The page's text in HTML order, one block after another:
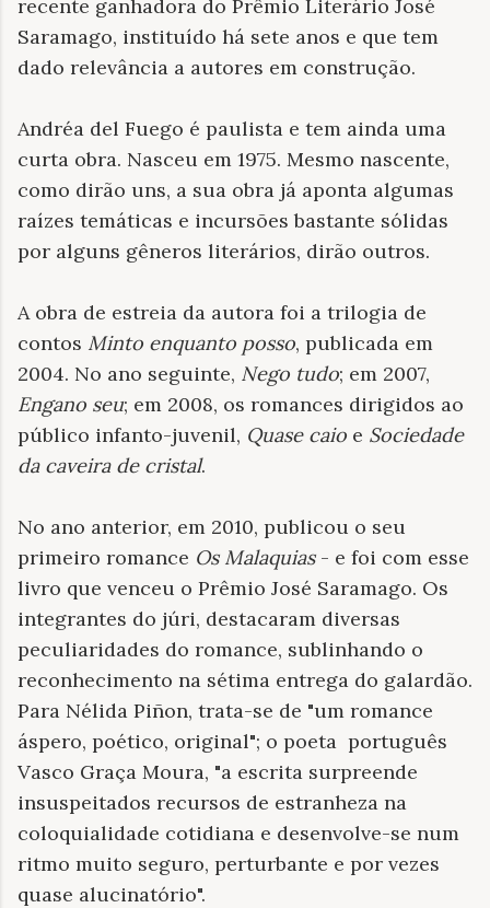
recente ganhadora do Prêmio Literário José
Saramago, instituído há sete anos e que tem
dado relevância a autores em construção.
Andréa del Fuego é paulista e tem ainda uma
curta obra. Nasceu em 1975. Mesmo nascente,
como dirão uns, a sua obra já aponta algumas
raízes temáticas e incursões bastante sólidas
por alguns gêneros literários, dirão outros.
A obra de estreia da autora foi a trilogia de
contos Minto enquanto posso, publicada em
2004. No ano seguinte, Nego tudo; em 2007,
Engano seu; em 2008, os romances dirigidos ao
público infanto-juvenil, Quase caio e Sociedade
da caveira de cristal.
No ano anterior, em 2010, publicou o seu
primeiro romance Os Malaquias- e foi com esse
livro que venceu o Prêmio José Saramago. Os
integrantes do júri, destacaram diversas
peculiaridades do romance, sublinhando o
reconhecimento na sétima entrega do galardão.
Para Nélida Piñon, trata-se de "um romance
áspero, poético, original"; o poeta português
Vasco Graça Moura, "a escrita surpreende
insuspeitados recursos de estranheza na
coloquialidade cotidiana e desenvolve-se num
ritmo muito seguro, perturbante e por vezes
quase alucinatório".